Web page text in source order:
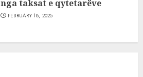
nga taksat e qytetarëve
FEBRUARY 18, 2025